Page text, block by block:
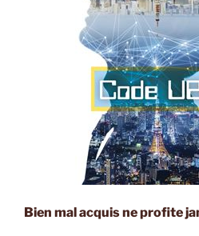
Bien mal acquis ne profite